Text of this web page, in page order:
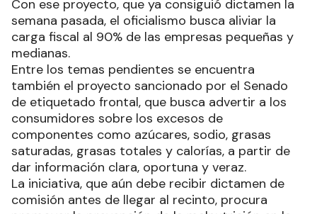
Con ese proyecto, que ya consiguió dictamen la
semana pasada, el oficialismo busca aliviar la
carga fiscal al 90% de las empresas pequeñas y
medianas.
Entre los temas pendientes se encuentra
también el proyecto sancionado por el Senado
de etiquetado frontal, que busca advertir a los
consumidores sobre los excesos de
componentes como azúcares, sodio, grasas
saturadas, grasas totales y calorías, a partir de
dar información clara, oportuna y veraz.
La iniciativa, que aún debe recibir dictamen de
comisión antes de llegar al recinto, procura